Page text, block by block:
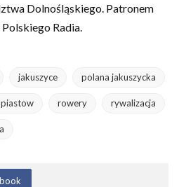
Dolnośląskiego. Patronem
Radia.
jakuszyce polana jakuszycka
rowery rywalizacja